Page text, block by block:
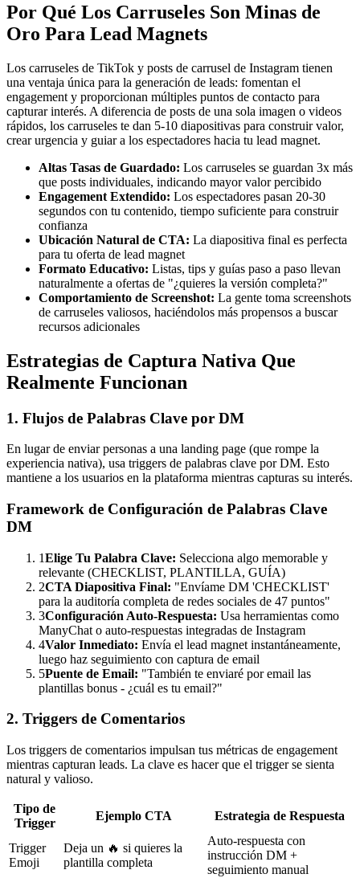
Por Qué Los Carruseles Son Minas de
Oro Para Lead Magnets
Los carruseles de TikTok y posts de carrusel de Instagram tienen
una ventaja única para la generación de leads: fomentan el
engagement y proporcionan múltiples puntos de contacto para
capturar interés. A diferencia de posts de una sola imagen o videos
rápidos, los carruseles te dan 5-10 diapositivas para construir valor,
crear urgencia y guiar a los espectadores hacia tu lead magnet.
Altas Tasas de Guardado: Los carruseles se guardan 3x más
que posts individuales, indicando mayor valor percibido
Engagement Extendido: Los espectadores pasan 20-30
segundos con tu contenido, tiempo suficiente para construir
confianza
Ubicación Natural de CTA: La diapositiva final es perfecta
para tu oferta de lead magnet
Formato Educativo: Listas, tips y guías paso a paso llevan
naturalmente a ofertas de "¿quieres la versión completa?"
Comportamiento de Screenshot: La gente toma screenshots
de carruseles valiosos, haciéndolos más propensos a buscar
recursos adicionales
Estrategias de Captura Nativa Que
Realmente Funcionan
1. Flujos de Palabras Clave por DM
En lugar de enviar personas a una landing page (que rompe la
experiencia nativa), usa triggers de palabras clave por DM. Esto
mantiene a los usuarios en la plataforma mientras capturas su interés.
Framework de Configuración de Palabras Clave
DM
1Elige Tu Palabra Clave: Selecciona algo memorable y
relevante (CHECKLIST, PLANTILLA, GUÍA)
2CTA Diapositiva Final: "Envíame DM 'CHECKLIST'
para la auditoría completa de redes sociales de 47 puntos"
3Configuración Auto-Respuesta: Usa herramientas como
ManyChat o auto-respuestas integradas de Instagram
4Valor Inmediato: Envía el lead magnet instantáneamente,
luego haz seguimiento con captura de email
5Puente de Email: "También te enviaré por email las
plantillas bonus - ¿cuál es tu email?"
2. Triggers de Comentarios
Los triggers de comentarios impulsan tus métricas de engagement
mientras capturan leads. La clave es hacer que el trigger se sienta
natural y valioso.
Tipo de
Trigger
Ejemplo CTA Estrategia de Respuesta
Trigger
Emoji
Deja un 🔥 si quieres la
plantilla completa
Auto-respuesta con
instrucción DM +
seguimiento manual